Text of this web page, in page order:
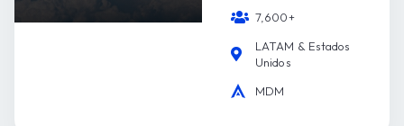
7,600+
LATAM & Estados
Unidos
MDM